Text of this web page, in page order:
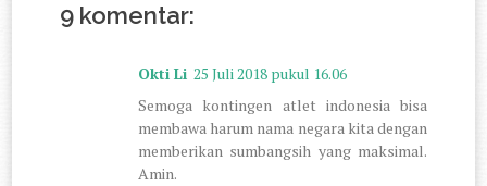
9 komentar:
Okti Li 25 Juli 2018 pukul 16.06
Semoga kontingen atlet indonesia bisa
membawa harum nama negara kita dengan
memberikan sumbangsih yang maksimal.
Amin.